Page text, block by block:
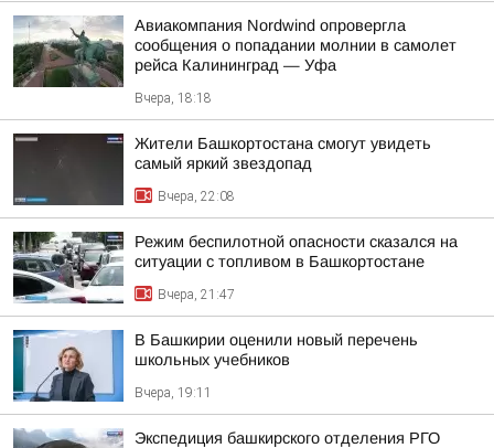
Авиакомпания Nordwind опровергла
сообщения о попадании молнии в самолет
рейса Калининград — Уфа
Вчера, 18:18
Жители Башкортостана смогут увидеть
самый яркий звездопад
Вчера, 22:08
Режим беспилотной опасности сказался на
ситуации с топливом в Башкортостане
Вчера, 21:47
В Башкирии оценили новый перечень
школьных учебников
Вчера, 19:11
Экспедиция башкирского отделения РГО